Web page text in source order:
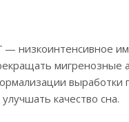
качество сна.